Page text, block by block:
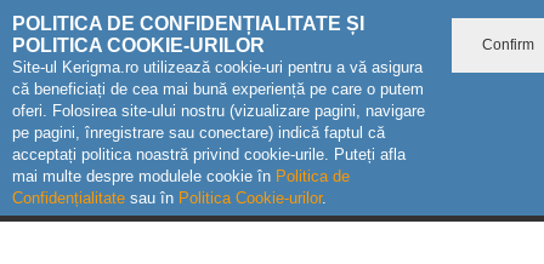
POLITICA DE CONFIDENȚIALITATE ȘI
POLITICA COOKIE-URILOR
Site-ul Kerigma.ro utilizează cookie-uri pentru a vă asigura
că beneficiați de cea mai bună experiență pe care o putem
oferi. Folosirea site-ului nostru (vizualizare pagini, navigare
pe pagini, înregistrare sau conectare) indică faptul că
acceptați politica noastră privind cookie-urile. Puteți afla
mai multe despre modulele cookie în Politica de
Confidențialitate sau în Politica Cookie-urilor.
Confirm